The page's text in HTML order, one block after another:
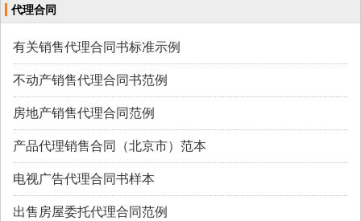
代理合同
有关销售代理合同书标准示例
不动产销售代理合同书范例
房地产销售代理合同范例
产品代理销售合同（北京市）范本
电视广告代理合同书样本
出售房屋委托代理合同范例